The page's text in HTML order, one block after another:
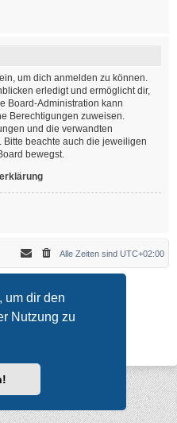
um dir den
Nutzung zu
um dich anmelden zu können.
erledigt und ermöglicht dir,
Board-Administration kann
Berechtigungen zuweisen.
und die verwandten
beachte auch die jeweiligen
bewegst.
Alle Zeiten sind UTC+02:00
by
MannixMD
3.4.10
Software © phpBB Limited